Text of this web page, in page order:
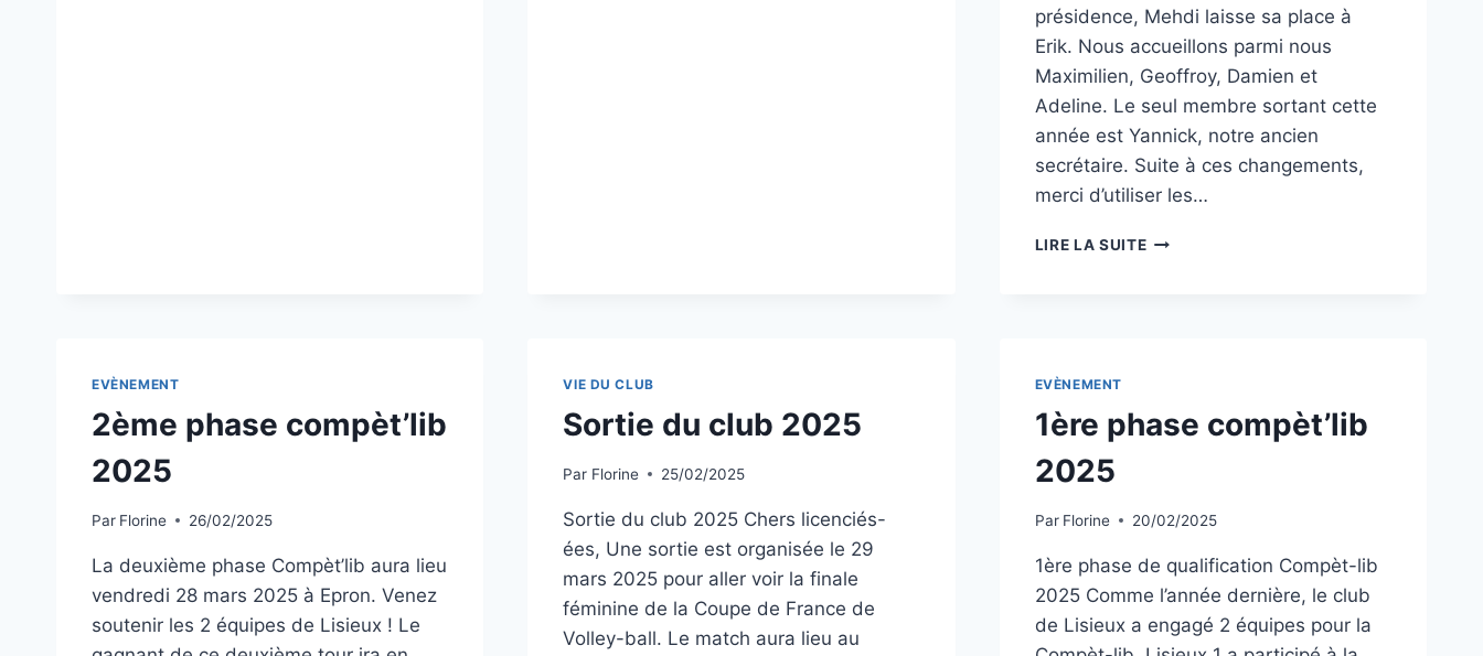
présidence, Mehdi laisse sa place à
Erik. Nous accueillons parmi nous
Maximilien, Geoffroy, Damien et
Adeline. Le seul membre sortant cette
année est Yannick, notre ancien
secrétaire. Suite à ces changements,
merci d’utiliser les…
LIRE LA SUITEBUREAU
EVÈNEMENT
2ème phase compèt’lib
2025
Par Florine 26/02/2025
La deuxième phase Compèt’lib aura lieu
vendredi 28 mars 2025 à Epron. Venez
soutenir les 2 équipes de Lisieux ! Le
VIE DU CLUB
Sortie du club 2025
Par Florine 25/02/2025
Sortie du club 2025 Chers licenciés-
ées, Une sortie est organisée le 29
mars 2025 pour aller voir la finale
féminine de la Coupe de France de
Volley-ball. Le match aura lieu au
EVÈNEMENT
1ère phase compèt’lib
2025
Par Florine 20/02/2025
1ère phase de qualification Compèt-lib
2025 Comme l’année dernière, le club
de Lisieux a engagé 2 équipes pour la